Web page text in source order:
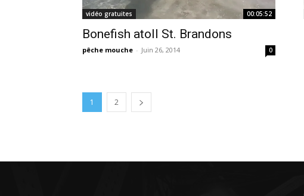
vidéo gratuites 00:05:52
Bonefish atoll St. Brandons
pêche mouche - Juin 26, 2014 0
1 2